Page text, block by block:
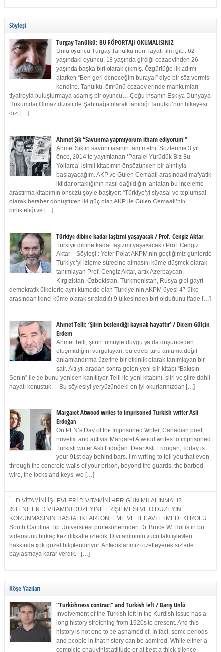
Söyleşi
Turgay Tanülkü: BU RÖPORTAJI OKUMALISINIZ
Ünlü oyuncu Turgay Tanülkü’nün hayatı film gibi. 62
yaşındaki oyuncu, 18 yaşında girdiği cezaevinden 26
yaşında başka biri olarak çıkmış. Özgürlüğe ilk adımı
atarken “Ben geri döneceğim buraya!” diye bir söz vermiş
kendine. Tanülkü, ömrünü cezaevlerinde mahkumları
tiyatroyla buluşturmaya adamış bir oyuncu… Çoğu insanın Eşkıya Dünyaya
Hükümdar Olmaz dizisinde Şahinağa olarak tanıdığı Tanülkü’nün hikayesi
dizi […]
Ahmet Şık “Savunma yapmıyorum itham ediyorum!”
Ahmet Şık’ın savunmasının tam metni: Sözlerime 3 yıl
önce, 2014’te yayımlanan ‘Paralel Yürüdük Biz Bu
Yollarda’ isimli kitabımın önsözünden bir alıntıyla
başlayacağım. AKP ve Gülen Cemaati arasındaki mafyatik
iktidar ortaklığının nasıl dağıldığını anlatan bu inceleme-
araştırma kitabımın önsözü şöyle başlıyor: “Türkiye’yi siyasal ve toplumsal
olarak beraber dönüştüren iki güç olan AKP ile Gülen Cemaati’nin
birlikteliği ve […]
Türkiye dibine kadar faşizmi yaşayacak / Prof. Cengiz Aktar
Türkiye dibine kadar faşizmi yaşayacak / Prof. Cengiz
Aktar – Söyleşi : Yeter Polat AKPM’nin geçtiğimiz günlerde
Türkiye’yi izleme sürecine almasını küme düşmek olarak
tanımlayan Prof. Cengiz Aktar, artık Azerbaycan,
Kırgızistan, Özbekistan, Türkmenistan, Rusya gibi gayri
demokratik ülkelerle aynı kümede olan Türkiye’nin AKPM üyesi 47 ülke
arasından ikinci küme olarak sıraladığı 9 ülkesinden biri olduğunu ifade […]
Ahmet Telli: ‘Şiirin beslendiği kaynak hayattır’ / Didem Gülçin
Erdem
Ahmet Telli, şiirin tümüyle duygu ya da düşünceden
oluşmadığını vurgulayan, bu edebi türü anlama değil
anlamlandırma üzerine bir etkinlik olarak tanımlayan bir
şair. Altı yıl aradan sonra gelen yeni şiir kitabı “Bakışın
Senin” ile de bunu yeniden kanıtlıyor. Telli ile yeni kitabını, şiiri ve şiire dahil
hayatı konuştuk. – Bu söyleşiyi yeryüzündeki en iyi okurlarınızdan […]
Margaret Atwood writes to imprisoned Turkish writer Asli
Erdoğan
On PEN’s Day of the Imprisoned Writer, Canadian poet,
novelist and activist Margaret Atwood writes to imprisoned
Turkish writer Asli Erdoğan. Dear Asli Erdogan, Today is
your 91st day behind bars. I’m writing to tell you that even
through the concrete walls of your prison, beyond the guards, the barbed
wire, the locks and keys, we […]
D VİTAMİNİ İŞLEVLERİ D VİTAMİNİ HER GÜN MÜ ALINMALI?
İSTENİLEN D VİTAMİNİ DÜZEYİNE ERİŞİLMESİ VE O DÜZEYİN
KORUNMASININ HASTALIKLARI ÖNLEME VE TEDAVİ ETMEDEKİ ROLÜ
South Carolina Tıp Üniversitesi profesörlerinden Dr. Bruce W. Hollis’in bu
videosunu birkaç kez dikkatle izledik. D vitamininin vücuttaki işlevleri
hakkında çok güzel bilgilendiriyor. Anladıklarımızı özetleyerek sizlerle
paylaşmaya karar verdik. […]
Köşe Yazıları
“Turkishness contract” and Turkish left / Barış Ünlü
Involvement of the Turkish left in the Kurdish issue has a
long history stretching from 1920s to present. And this
history is not one to be ashamed of. In fact, some periods
and people in that history can be admired. While either a
complete chauvinist attitude or at best a thick silence